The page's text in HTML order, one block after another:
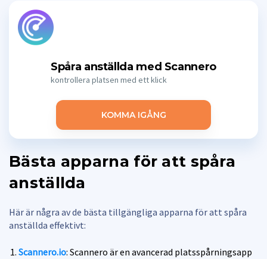
Spåra anställda med Scannero
kontrollera platsen med ett klick
KOMMA IGÅNG
Bästa apparna för att spåra
anställda
Här är några av de bästa tillgängliga apparna för att spåra
anställda effektivt:
Scannero.io: Scannero är en avancerad platsspårningsapp